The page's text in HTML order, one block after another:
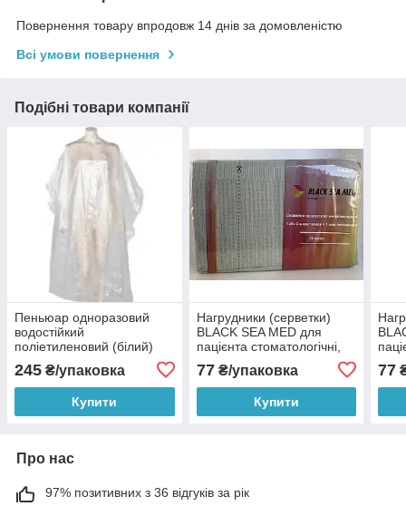
Повернення товару впродовж 14 днів за домовленістю
Всі умови повернення
Подібні товари компанії
Пеньюар одноразовий
водостійкий
поліетиленовий (білий)
245 ₴/упаковка
Купити
Нагрудники (серветки)
BLACK SEA MED для
пацієнта стоматологічні,
77₴/упаковка
Купити
77
Про нас
97% позитивних з 36 відгуків за рік